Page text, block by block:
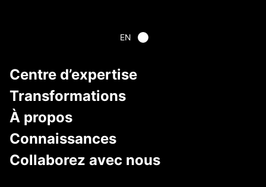
EN
Centre d’expertise
Transformations
À propos
Connaissances
Collaborez avec nous